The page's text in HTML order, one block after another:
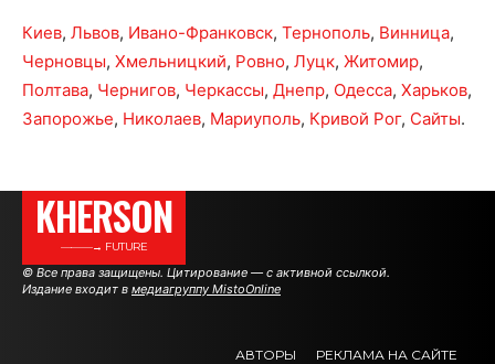
Киев, Львов, Ивано-Франковск, Тернополь, Винница,
Черновцы, Хмельницкий, Ровно, Луцк, Житомир,
Полтава, Чернигов, Черкассы, Днепр, Одесса, Харьков,
Запорожье, Николаев, Мариуполь, Кривой Рог, Сайты.
KHERSON
———→ FUTURE
© Все права защищены. Цитирование — с активной ссылкой.
Издание входит в медиагруппу MistoOnline
АВТОРЫ РЕКЛАМА НА САЙТЕ